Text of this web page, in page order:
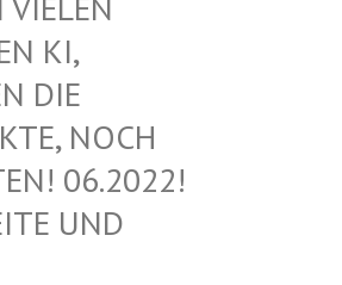
KI, W
K
NOCH E
06.2022! I
UND K